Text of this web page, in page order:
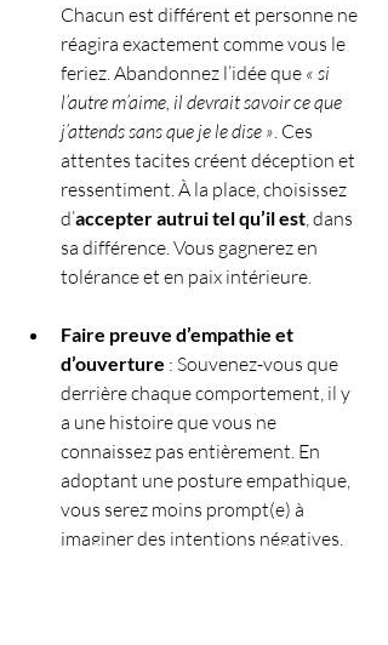
Chacun est différent et personne ne
réagira exactement comme vous le
feriez. Abandonnez l’idée que « si
l’autre m’aime, il devrait savoir ce que
j’attends sans que je le dise ». Ces
attentes tacites créent déception et
ressentiment. À la place, choisissez
d’accepter autrui tel qu’il est, dans
sa différence. Vous gagnerez en
tolérance et en paix intérieure.
Faire preuve d’empathie et
d’ouverture : Souvenez-vous que
derrière chaque comportement, il y
a une histoire que vous ne
connaissez pas entièrement. En
adoptant une posture empathique,
vous serez moins prompt(e) à
imaginer des intentions négatives.